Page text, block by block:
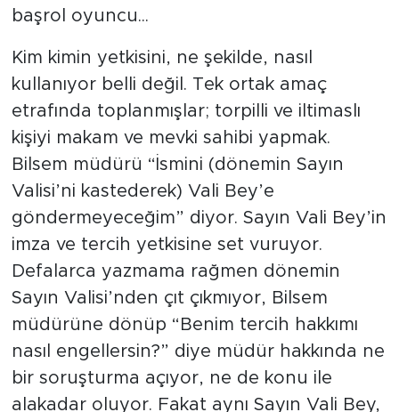
başrol oyuncu...
Kim kimin yetkisini, ne şekilde, nasıl
kullanıyor belli değil. Tek ortak amaç
etrafında toplanmışlar; torpilli ve iltimaslı
kişiyi makam ve mevki sahibi yapmak.
Bilsem müdürü “İsmini (dönemin Sayın
Valisi’ni kastederek) Vali Bey’e
göndermeyeceğim” diyor. Sayın Vali Bey’in
imza ve tercih yetkisine set vuruyor.
Defalarca yazmama rağmen dönemin
Sayın Valisi’nden çıt çıkmıyor, Bilsem
müdürüne dönüp “Benim tercih hakkımı
nasıl engellersin?” diye müdür hakkında ne
bir soruşturma açıyor, ne de konu ile
alakadar oluyor. Fakat aynı Sayın Vali Bey,